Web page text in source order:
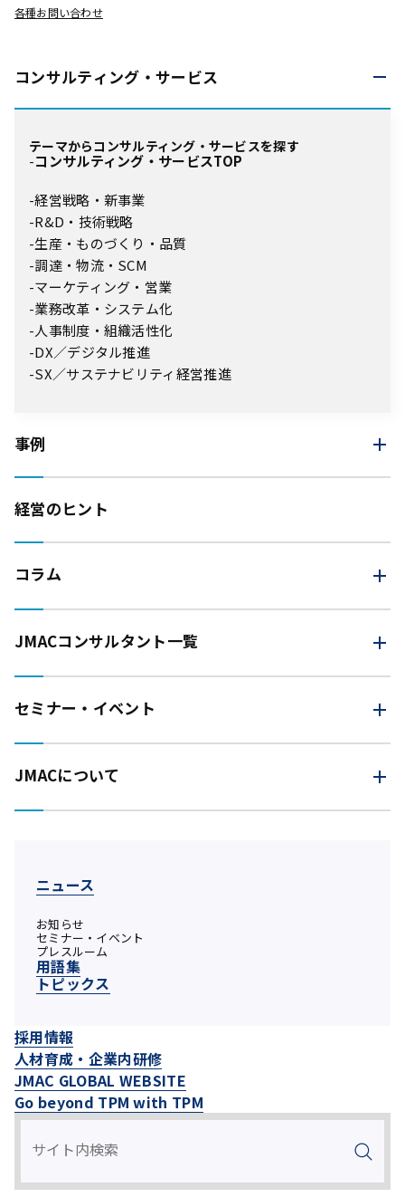
各種お問い合わせ
コンサルティング・ サービス
テーマからコンサルティング・サービスを探す
コンサルティング・サービスTOP
経営戦略・新事業
R&D・技術戦略
生産・ものづくり・品質
調達・物流・SCM
マーケティング・営業
業務改革・システム化
人事制度・組織活性化
DX／デジタル推進
SX／サステナビリティ経営推進
事例
経営のヒント
コラム
JMACコンサルタント一覧
セミナー・イベント
JMACについて
ニュース
お知らせ
セミナー・イベント
プレスルーム
用語集
トピックス
採用情報
人材育成・企業内研修
JMAC GLOBAL WEBSITE
Go beyond TPM with TPM